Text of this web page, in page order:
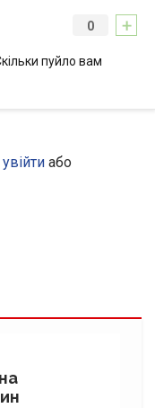
+
0
пуйло вам
увійти або